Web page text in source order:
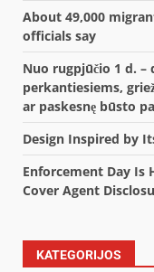
About 49,000
officials say
Nuo rugpjūčio 1 d.
perkantiesiems,
ar paskesnę būsto
Design Inspired by
Enforcement Day Is
Cover Agent
KATEGORIJOS